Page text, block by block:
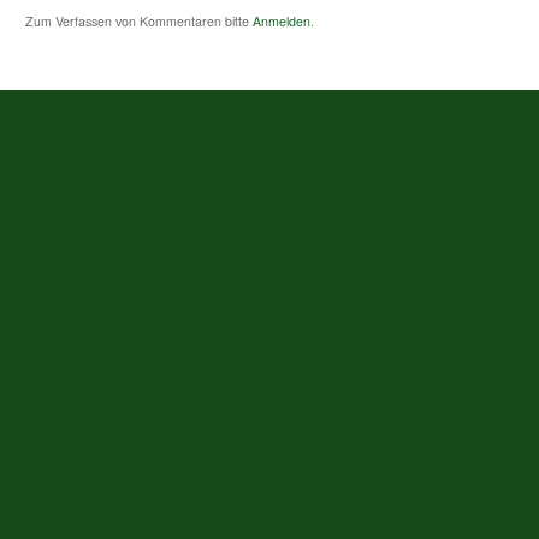
Zum Verfassen von Kommentaren bitte Anmelden.